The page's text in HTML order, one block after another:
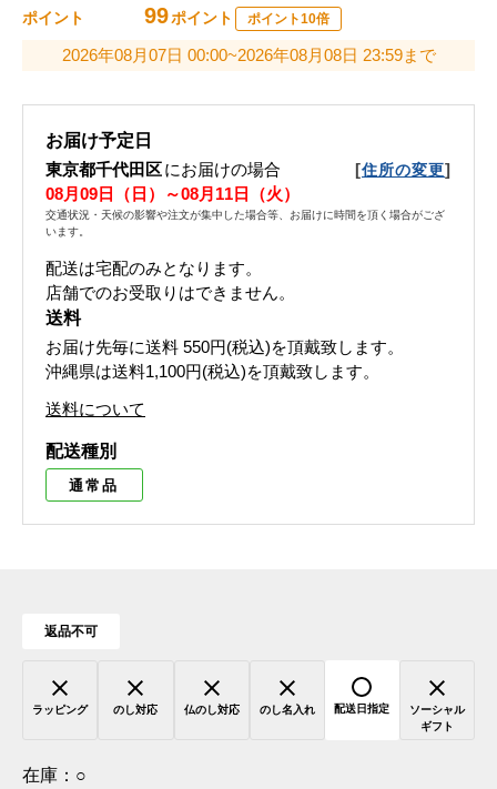
ポイント 99ポイント ポイント10倍
2026年08月07日 00:00~2026年08月08日 23:59まで
お届け予定日
東京都千代田区にお届けの場合 [住所の変更]
08月09日（日）～08月11日（火）
交通状況・天候の影響や注文が集中した場合等、お届けに時間を頂く場合がござ
います。
配送は宅配のみとなります。
店舗でのお受取りはできません。
送料
お届け先毎に送料 550円(税込)を頂戴致します。
沖縄県は送料1,100円(税込)を頂戴致します。
送料について
配送種別
通常品
返品不可
ラッピング のし対応 仏のし対応 のし名入れ 配送日指定
ソーシャル
ギフト
在庫： ○